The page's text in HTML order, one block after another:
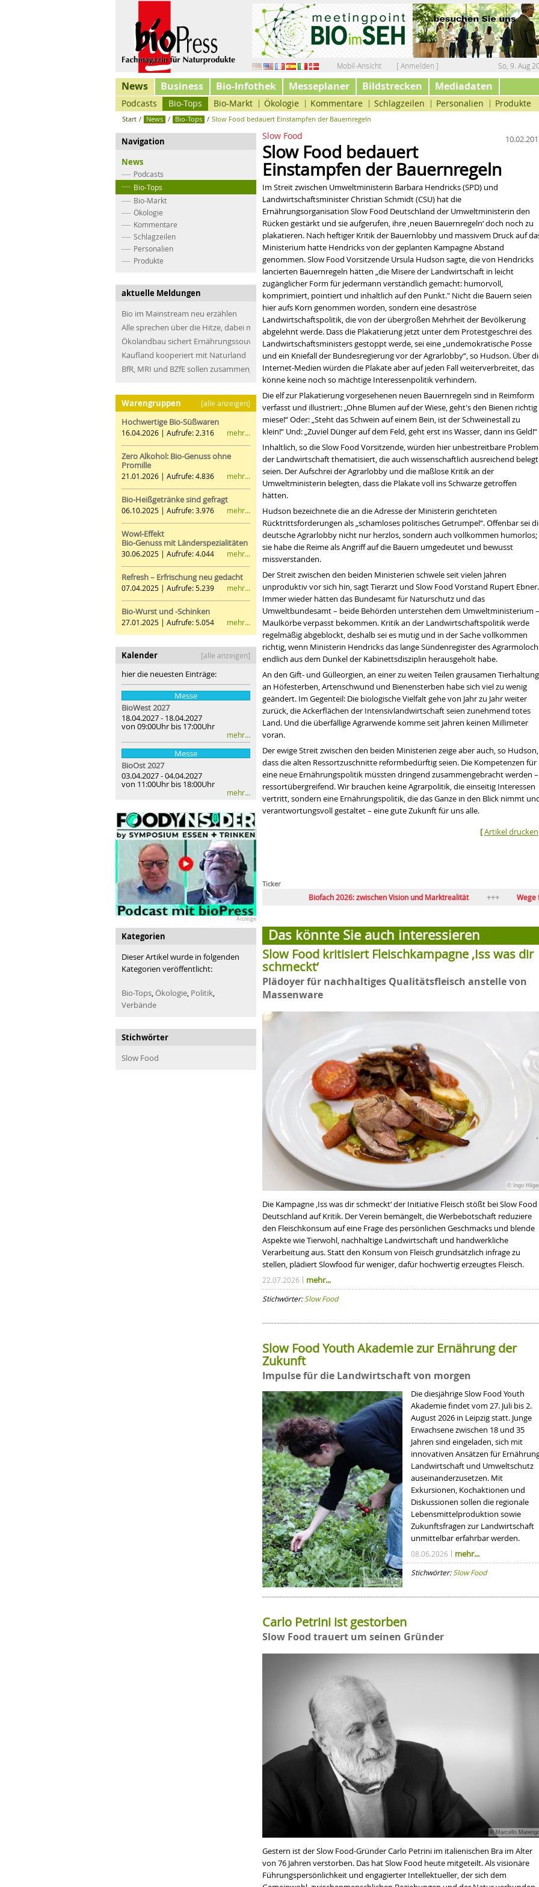
Mobil-Ansicht [ Anmelden ] So, 9. Aug
News
Podcasts Bio-Tops Bio-Markt Ökologie Kommentare Schlagzeilen Personalien Produkte
Business Bio-Infothek Messeplaner Bildstrecken Mediadaten
Start / News / Bio-Tops / Slow Food bedauert Einstampfen der Bauernregeln
Navigation
News
Podcasts
Bio-Tops
Bio-Markt
Ökologie
Kommentare
Schlagzeilen
Personalien
Produkte
aktuelle Meldungen
Bio im Mainstream neu erzählen
Alle sprechen über die Hitze, dabei müssen wir über die Dürre sprechen
Ökolandbau sichert Ernährungssouveränität
Kaufland kooperiert mit Naturland
BfR, MRI und BZfE sollen zusammengeführt werden
Warengruppen [alle anzeigen]
Hochwertige Bio-Süßwaren
16.04.2026 | Aufrufe: 2.316 mehr...
Zero Alkohol: Bio-Genuss ohne
Promille
21.01.2026 | Aufrufe: 4.836 mehr...
Bio-Heißgetränke sind gefragt
06.10.2025 | Aufrufe: 3.976 mehr...
Wow!-Effekt
Bio-Genuss mit Länderspezialitäten
30.06.2025 | Aufrufe: 4.044 mehr...
Refresh – Erfrischung neu gedacht
07.04.2025 | Aufrufe: 5.239 mehr...
Bio-Wurst und -Schinken
27.01.2025 | Aufrufe: 5.054 mehr...
Kalender [alle anzeigen]
hier die neuesten Einträge:
Messe
BioWest 2027
18.04.2027 - 18.04.2027
von 09:00Uhr bis 17:00Uhr
mehr...
Messe
BioOst2027
03.04.2027 - 04.04.2027
von 11:00Uhr bis 18:00Uhr
mehr...
Anzeige
Kategorien
Dieser Artikel wurde in folgenden
Kategorien veröffentlicht:
Bio-Tops Ökologie Politik
Verbände
Stichwörter
Slow Food
Slow Food
Slow Food bedauert
Einstampfen der Bauernregeln
Im Streit zwischen Umweltministerin Barbara Hendricks (SPD) und
Landwirtschaftsminister Christian Schmidt (CSU) hat die
Ernährungsorganisation Slow Food Deutschland der Umweltministerin den
Rücken gestärkt und sie aufgerufen, ihre ‚neuen Bauernregeln‘ doch noch zu
plakatieren. Nach heftiger Kritik der Bauernlobby und massivem Druck auf
Ministerium hatte Hendricks von der geplanten Kampagne Abstand
genommen. Slow Food Vorsitzende Ursula Hudson sagte, die von Hendricks
lancierten Bauernregeln hätten „die Misere der Landwirtschaft in leicht
zugänglicher Form für jedermann verständlich gemacht: humorvoll,
komprimiert, pointiert und inhaltlich auf den Punkt." Nicht die Bauern seien
hier aufs Korn genommen worden, sondern eine desaströse
Landwirtschaftspolitik, die von der übergroßen Mehrheit der Bevölkerung
abgelehnt werde. Dass die Plakatierung jetzt unter dem Protestgeschrei des
Landwirtschaftsministers gestoppt werde, sei eine „undemokratische Posse
und ein Kniefall der Bundesregierung vor der Agrarlobby“, so Hudson. Über
Internet-Medien würden die Plakate aber auf jeden Fall weiterverbreitet, das
könne keine noch so mächtige Interessenpolitik verhindern.
Die elf zur Plakatierung vorgesehenen neuen Bauernregeln sind in Reimform
verfasst und illustriert: „Ohne Blumen auf der Wiese, geht's den Bienen richtig
miese!“ Oder: „Steht das Schwein auf einem Bein, ist der Schweinestall zu
klein!“ Und: „Zuviel Dünger auf dem Feld, geht erst ins Wasser, dann ins Geld!“
Inhaltlich, so die Slow Food Vorsitzende, würden hier unbestreitbare
der Landwirtschaft thematisiert, die auch wissenschaftlich ausreichend belegt
seien. Der Aufschrei der Agrarlobby und die maßlose Kritik an der
Umweltministerin belegten, dass die Plakate voll ins Schwarze getroffen
hätten.
Hudson bezeichnete die an die Adresse der Ministerin gerichteten
Rücktrittsforderungen als „schamloses politisches Getrumpel“. Offenbar sei
deutsche Agrarlobby nicht nur herzlos, sondern auch vollkommen humorlos;
sie habe die Reime als Angriff auf die Bauern umgedeutet und bewusst
missverstanden.
Der Streit zwischen den beiden Ministerien schwele seit vielen Jahren
unproduktiv vor sich hin, sagt Tierarzt und Slow Food Vorstand Rupert Ebner.
Immer wieder hätten das Bundesamt für Naturschutz und das
Umweltbundesamt – beide Behörden unterstehen dem Umweltministerium –
Maulkörbe verpasst bekommen. Kritik an der Landwirtschaftspolitik werde
regelmäßig abgeblockt, deshalb sei es mutig und in der Sache vollkommen
richtig, wenn Ministerin Hendricks das lange Sündenregister des
endlich aus dem Dunkel der Kabinettsdisziplin herausgeholt habe.
An den Gift- und Gülleorgien, an einer zu weiten Teilen grausamen
an Höfesterben, Artenschwund und Bienensterben habe sich viel zu wenig
geändert. Im Gegenteil: Die biologische Vielfalt gehe von Jahr zu Jahr weiter
zurück, die Ackerflächen der Intensivlandwirtschaft seien zunehmend totes
Land. Und die überfällige Agrarwende komme seit Jahren keinen Millimeter
voran.
Der ewige Streit zwischen den beiden Ministerien zeige aber auch, so Hudson,
dass die alten Ressortzuschnitte reformbedürftig seien. Die Kompetenzen für
eine neue Ernährungspolitik müssten dringend zusammengebracht werden –
ressortübergreifend. Wir brauchen keine Agrarpolitik, die einseitig Interessen
vertritt, sondern eine Ernährungspolitik, die das Ganze in den Blick nimmt
verantwortungsvoll gestaltet – eine gute Zukunft für uns alle.
[Artikel drucken
Ticker
Biofach 2026: zwischen Vision und Marktrealität
Wege für Bio-
Das könnte Sie auch interessieren
Slow Food kritisiert Fleischkampagne ‚Iss was dir
schmeckt‘
Plädoyer für nachhaltiges Qualitätsfleisch anstelle von
Massenware
© Ingo
Die Kampagne ‚Iss was dir schmeckt‘ der Initiative Fleisch stößt bei Slow Food
Deutschland auf Kritik. Der Verein bemängelt, die Werbebotschaft reduziere
den Fleischkonsum auf eine Frage des persönlichen Geschmacks und blende
Aspekte wie Tierwohl, nachhaltige Landwirtschaft und handwerkliche
Verarbeitung aus. Statt den Konsum von Fleisch grundsätzlich infrage zu
stellen, plädiert Slowfood für weniger, dafür hochwertig erzeugtes Fleisch.
22.07.2026 mehr...
Stichwörter: Slow Food
Slow Food Youth Akademie zur Ernährung der
Zukunft
Impulse für die Landwirtschaft von morgen
© Carla Ulrich
Die diesjährige Slow Food Youth
Akademie findet vom 27. Juli bis 2.
August 2026 in Leipzig statt. Junge
Erwachsene zwischen 18 und 35
Jahren sind eingeladen, sich mit
innovativen Ansätzen für
Landwirtschaft und Umweltschutz
auseinanderzusetzen. Mit
Exkursionen, Kochaktionen und
Diskussionen sollen die regionale
Lebensmittelproduktion sowie
Zukunftsfragen zur Landwirtschaft
unmittelbar erfahrbar werden.
08.06.2026 mehr...
Stichwörter: Slow Food
Carlo Petrini ist gestorben
Slow Food trauert um seinen Gründer
© Marcello
Gestern ist der Slow Food-Gründer Carlo Petrini im italienischen Bra im Alter
von 76 Jahren verstorben. Das hat Slow Food heute mitgeteilt. Als visionäre
Führungspersönlichkeit und engagierter Intellektueller, der sich dem